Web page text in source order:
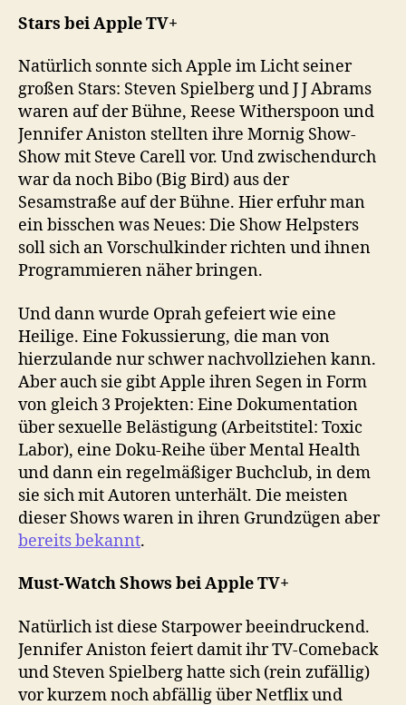
Stars bei Apple TV+
Natürlich sonnte sich Apple im Licht seiner
großen Stars: Steven Spielberg und J J Abrams
waren auf der Bühne, Reese Witherspoon und
Jennifer Aniston stellten ihre Mornig Show-
Show mit Steve Carell vor. Und zwischendurch
war da noch Bibo (Big Bird) aus der
Sesamstraße auf der Bühne. Hier erfuhr man
ein bisschen was Neues: Die Show Helpsters
soll sich an Vorschulkinder richten und ihnen
Programmieren näher bringen.
Und dann wurde Oprah gefeiert wie eine
Heilige. Eine Fokussierung, die man von
hierzulande nur schwer nachvollziehen kann.
Aber auch sie gibt Apple ihren Segen in Form
von gleich 3 Projekten: Eine Dokumentation
über sexuelle Belästigung (Arbeitstitel: Toxic
Labor), eine Doku-Reihe über Mental Health
und dann ein regelmäßiger Buchclub, in dem
sie sich mit Autoren unterhält. Die meisten
dieser Shows waren in ihren Grundzügen aber
bereits bekannt.
Must-Watch Shows bei Apple TV+
Natürlich ist diese Starpower beeindruckend.
Jennifer Aniston feiert damit ihr TV-Comeback
und Steven Spielberg hatte sich (rein zufällig)
vor kurzem noch abfällig über Netflix und